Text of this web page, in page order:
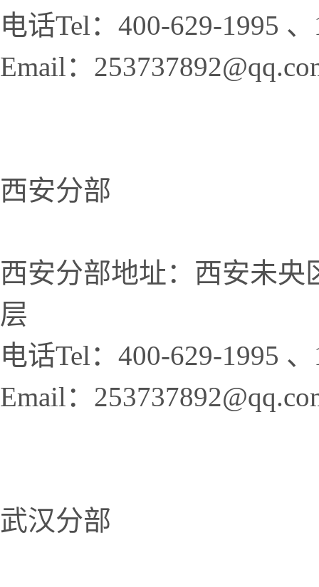
电话Tel：400-629-1995
Email：
西安分部
西安分部地址：西安未央
层
电话Tel：400-629-1995
Email：
武汉分部